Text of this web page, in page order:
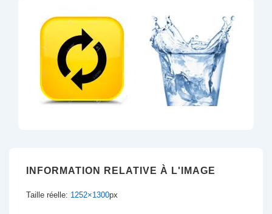
INFORMATION RELATIVE À L'IMAGE
Taille réelle: 1252×1300px